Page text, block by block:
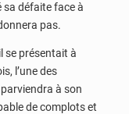
défaite face à
pas.
se présentait à
l’une des
à son
de complots et